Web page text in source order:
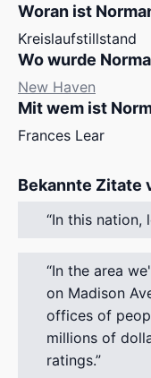
Woran ist
Kreislaufstillstand
Wo wurde
New Haven
Mit wem ist
Frances Lear
Bekannte Zitate
In this nation,
In the area
on Madison
offices of
millions of
ratings.